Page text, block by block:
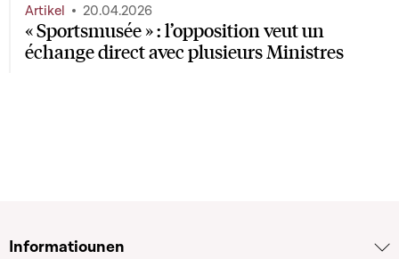
« Sportsmusée » : l’opposition veut un
échange direct avec plusieurs Ministres
Artikel 20.04.2026
Informatiounen